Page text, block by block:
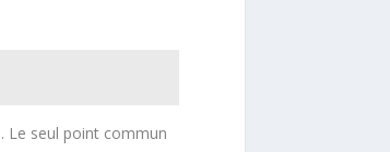
. Le seul point commun